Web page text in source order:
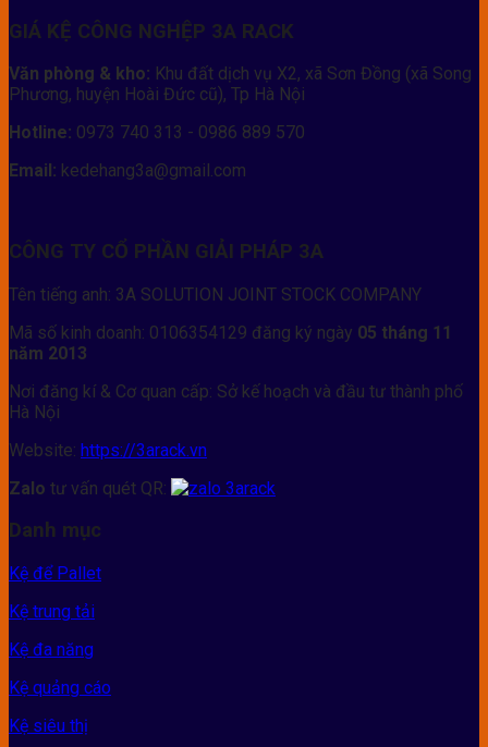
GIÁ KỆ CÔNG NGHỆP 3A RACK
Văn phòng & kho: Khu đất dịch vụ X2, xã Sơn Đồng (xã Song
Phương, huyện Hoài Đức cũ), Tp Hà Nội
Hotline: 0973 740 313 - 0986 889 570
Email: kedehang3a@gmail.com
CÔNG TY CỔ PHẦN GIẢI PHÁP 3A
Tên tiếng anh: 3A SOLUTION JOINT STOCK COMPANY
Mã số kinh doanh: 0106354129 đăng ký ngày 05 tháng 11
năm 2013
Nơi đăng kí & Cơ quan cấp: Sở kế hoạch và đầu tư thành phố
Hà Nội
Website: https://3arack.vn
Zalo tư vấn quét QR:
Danh mục
Kệ để Pallet
Kệ trung tải
Kệ đa năng
Kệ quảng cáo
Kệ siêu thị